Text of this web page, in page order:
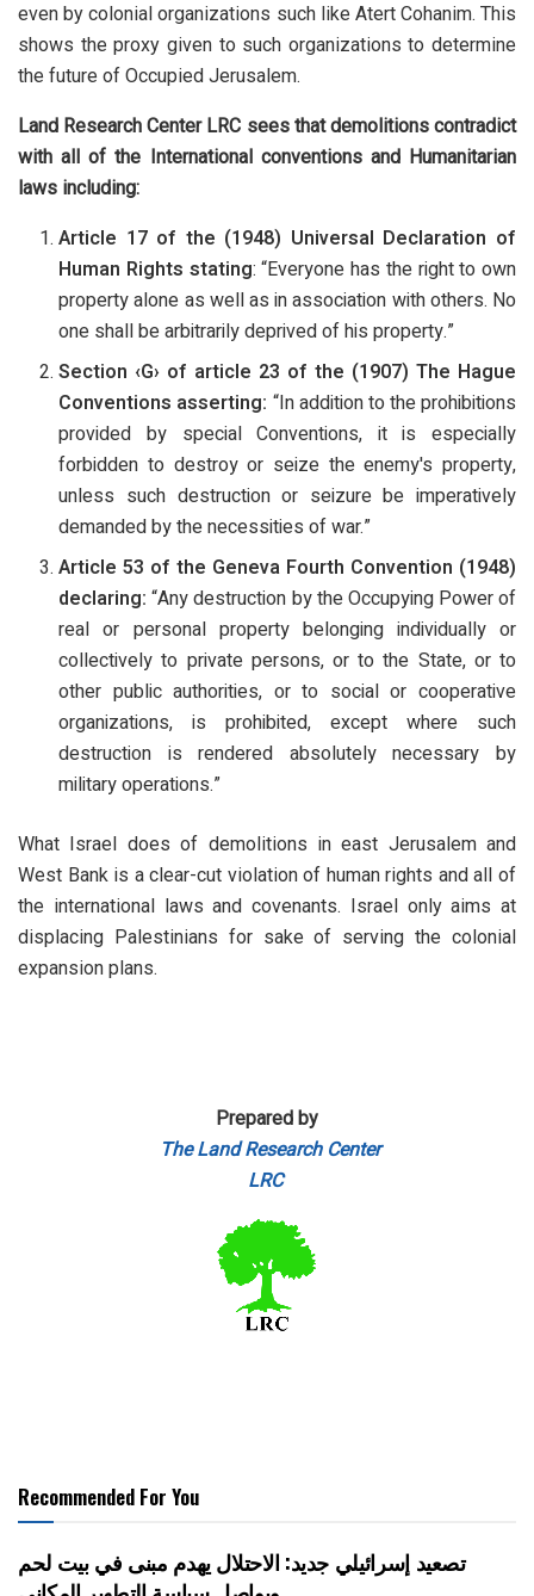
even by colonial organizations such like Atert Cohanim. This
shows the proxy given to such organizations to determine
the future of Occupied Jerusalem.
Land Research Center LRC sees that demolitions contradict
with all of the International conventions and Humanitarian
laws including:
Article 17 of the (1948) Universal Declaration of
Human Rights stating: “Everyone has the right to own
property alone as well as in association with others. No
one shall be arbitrarily deprived of his property.”
Section ‹G› of article 23 of the (1907) The Hague
Conventions asserting: “In addition to the prohibitions
provided by special Conventions, it is especially
forbidden to destroy or seize the enemy's property,
unless such destruction or seizure be imperatively
demanded by the necessities of war.”
Article 53 of the Geneva Fourth Convention (1948)
declaring: “Any destruction by the Occupying Power of
real or personal property belonging individually or
collectively to private persons, or to the State, or to
other public authorities, or to social or cooperative
organizations, is prohibited, except where such
destruction is rendered absolutely necessary by
military operations.”
What Israel does of demolitions in east Jerusalem and
West Bank is a clear-cut violation of human rights and all of
the international laws and covenants. Israel only aims at
displacing Palestinians for sake of serving the colonial
expansion plans.
Prepared by
The Land Research Center
LRC
Recommended For You
تصعيد إسرائيلي جديد: الاحتلال يهدم مبنى في بيت لحم